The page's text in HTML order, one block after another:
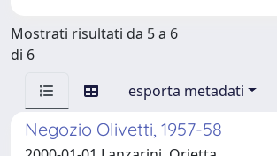
Mostrati risultati da 5 a 6
di 6
esporta metadati
Negozio Olivetti, 1957-58